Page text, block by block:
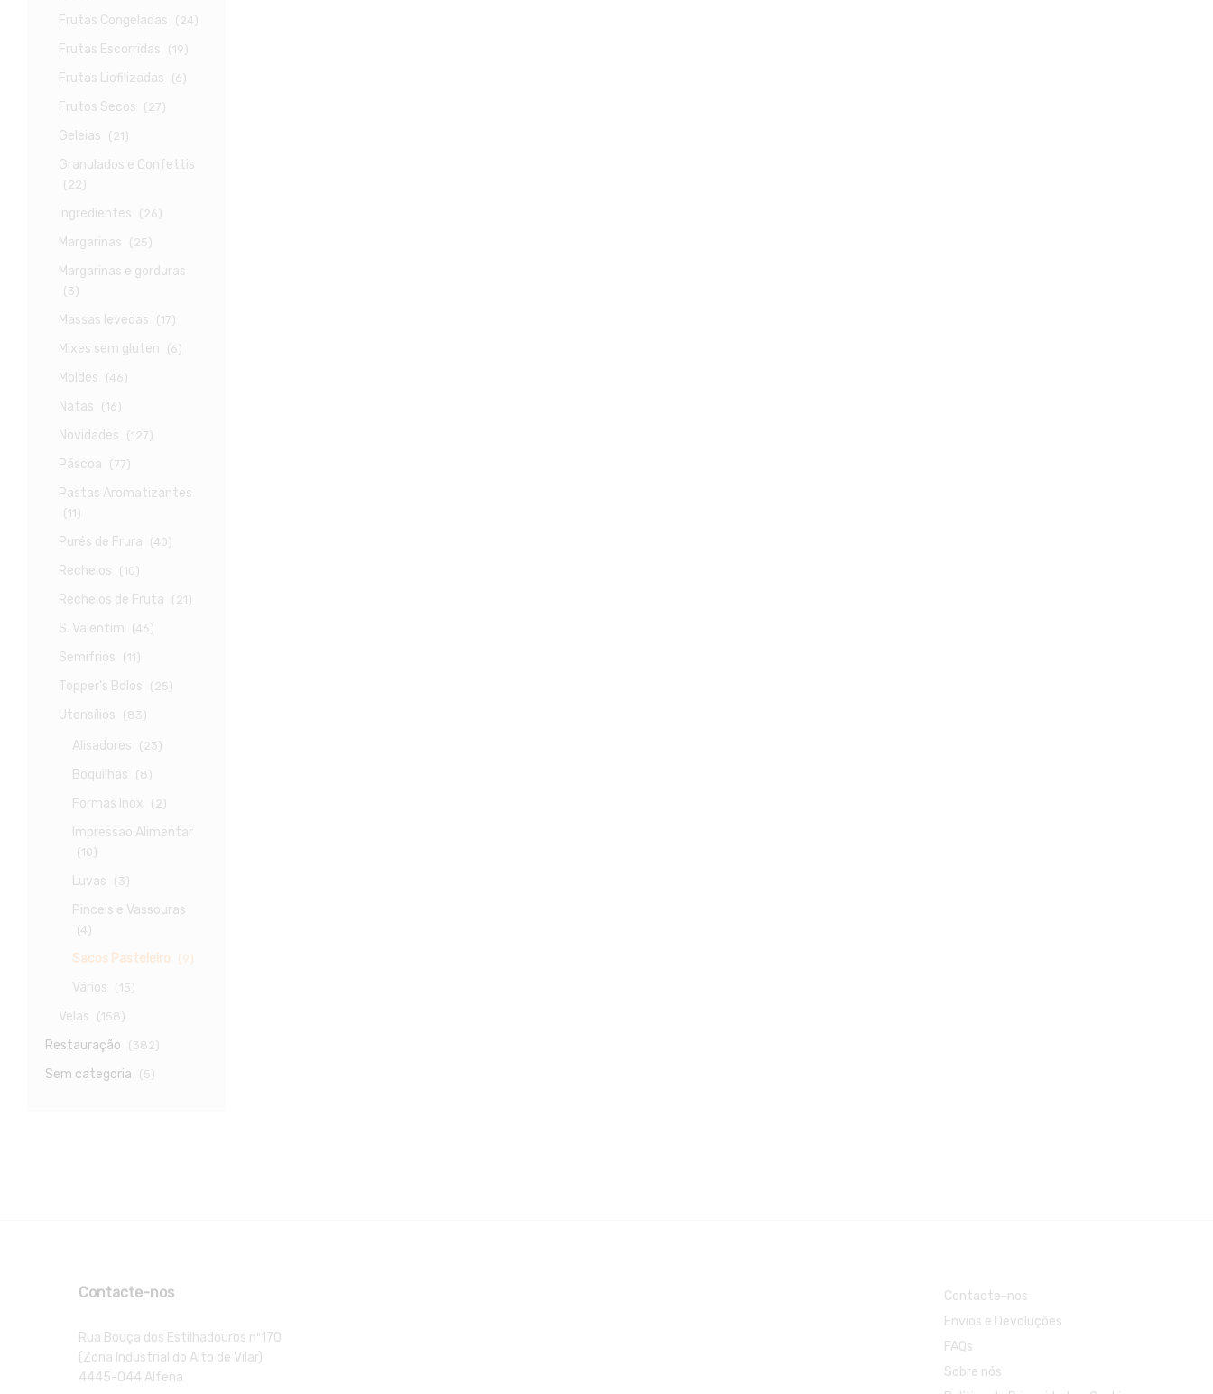
Frutas Congeladas (24)
Frutas Escorridas (19)
Frutas Liofilizadas (6)
Frutos Secos (27)
Geleias (21)
Granulados e Confettis
(22)
Ingredientes (26)
Margarinas (25)
Margarinas e gorduras
(3)
Massas levedas (17)
Mixes sem gluten (6)
Moldes (46)
Natas (16)
Novidades (127)
Páscoa (77)
Pastas Aromatizantes
(11)
Purés de Frura (40)
Recheios (10)
Recheios de Fruta (21)
S. Valentim (46)
Semifrios (11)
Topper's Bolos (25)
Utensílios (83)
Alisadores (23)
Boquilhas (8)
Formas Inox (2)
Impressao Alimentar
(10)
Luvas (3)
Pinceis e Vassouras
(4)
Sacos Pasteleiro (9)
Vários (15)
Velas (158)
Restauração (382)
Sem categoria (5)
Contacte-nos
Rua Bouça dos Estilhadouros nº170
(Zona Industrial do Alto de Vilar)
4445-044 Alfena
Contacte-nos
Envios e Devoluções
FAQs
Sobre nós